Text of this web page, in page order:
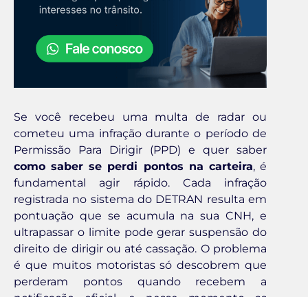
Se você recebeu uma multa de radar ou
cometeu uma infração durante o período de
Permissão Para Dirigir (PPD) e quer saber
como saber se perdi pontos na carteira, é
fundamental agir rápido. Cada infração
registrada no sistema do DETRAN resulta em
pontuação que se acumula na sua CNH, e
ultrapassar o limite pode gerar suspensão do
direito de dirigir ou até cassação. O problema
é que muitos motoristas só descobrem que
perderam pontos quando recebem a